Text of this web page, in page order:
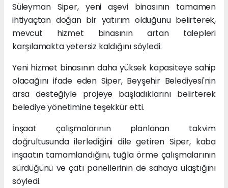
Süleyman Siper, yeni aşevi binasının tamamen
ihtiyaçtan doğan bir yatırım olduğunu belirterek,
mevcut hizmet binasının artan talepleri
karşılamakta yetersiz kaldığını söyledi.
Yeni hizmet binasının daha yüksek kapasiteye sahip
olacağını ifade eden Siper, Beyşehir Belediyesi'nin
arsa desteğiyle projeye başladıklarını belirterek
belediye yönetimine teşekkür etti.
İnşaat çalışmalarının planlanan takvim
doğrultusunda ilerlediğini dile getiren Siper, kaba
inşaatın tamamlandığını, tuğla örme çalışmalarının
sürdüğünü ve çatı panellerinin de sahaya ulaştığını
söyledi.